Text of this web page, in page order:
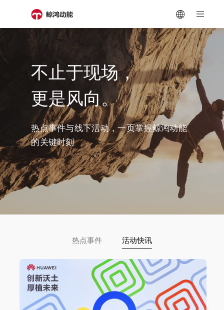
不止于现场，
更是风向。
热点事件与线下活动，一页掌握鲸鸿动能
的关键时刻
热点事件 活动快讯